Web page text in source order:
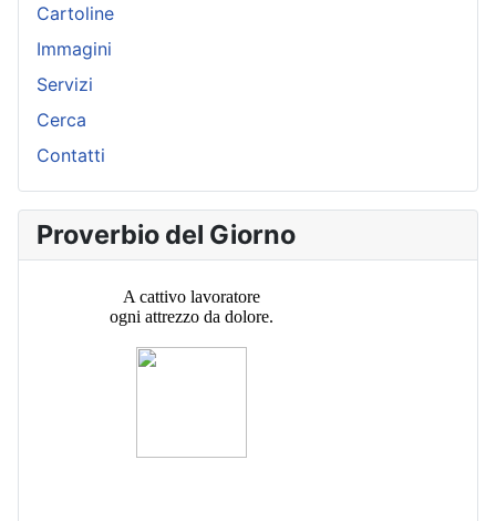
Cartoline
Immagini
Servizi
Cerca
Contatti
Proverbio del Giorno